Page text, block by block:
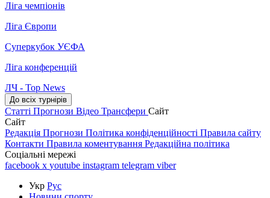
Ліга чемпіонів
Ліга Європи
Суперкубок УЄФА
Ліга конференцій
ЛЧ - Top News
До всіх турнірів
Статті Прогнози Відео Трансфери Сайт
Сайт
Редакція Прогнози Політика конфіденційності Правила сайту
Контакти Правила коментування Редакційна політика
Соціальні мережі
facebook x youtube instagram telegram viber
Укр Рус